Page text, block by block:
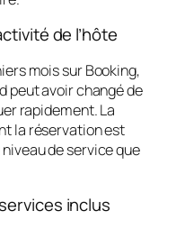
de l’hôte
mois sur Booking,
peut avoir changé de
rapidement. La
la réservation est
de service que
inclus